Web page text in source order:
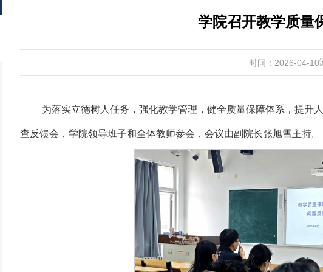
学院召开教学质量
时间：2026-04-10
为落实立德树人任务，强化教学管理，健全质量保障体系，提升
查反馈会，学院领导班子和全体教师参会，会议由副院长张旭雪主持。